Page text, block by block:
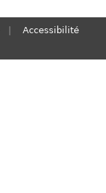
Accessibilité